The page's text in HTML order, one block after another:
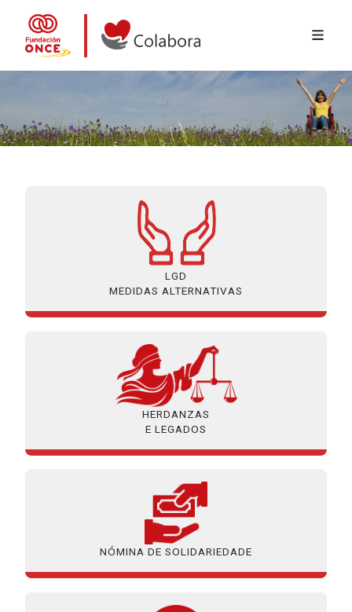
Colabora con la Fundación ONCE
LGD
MEDIDAS ALTERNATIVAS
HERDANZAS
E LEGADOS
NÓMINA DE SOLIDARIEDADE